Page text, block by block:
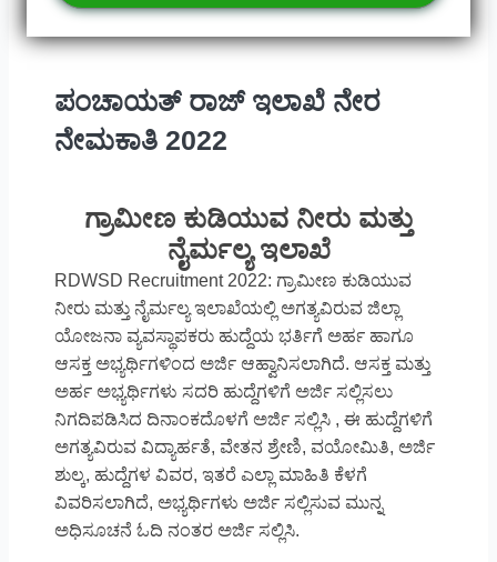
ಪಂಚಾಯತ್ ರಾಜ್ ಇಲಾಖೆ ನೇರ
ನೇಮಕಾತಿ 2022
ಗ್ರಾಮೀಣ ಕುಡಿಯುವ ನೀರು ಮತ್ತು
ನೈರ್ಮಲ್ಯ ಇಲಾಖೆ
RDWSD Recruitment 2022: ಗ್ರಾಮೀಣ ಕುಡಿಯುವ
ನೀರು ಮತ್ತು ನೈರ್ಮಲ್ಯ ಇಲಾಖೆಯಲ್ಲಿ ಅಗತ್ಯವಿರುವ ಜಿಲ್ಲಾ
ಯೋಜನಾ ವ್ಯವಸ್ಥಾಪಕರು ಹುದ್ದೆಯ ಭರ್ತಿಗೆ ಅರ್ಹ ಹಾಗೂ
ಆಸಕ್ತ ಅಭ್ಯರ್ಥಿಗಳಿಂದ ಅರ್ಜಿ ಆಹ್ವಾನಿಸಲಾಗಿದೆ. ಆಸಕ್ತ ಮತ್ತು
ಅರ್ಹ ಅಭ್ಯರ್ಥಿಗಳು ಸದರಿ ಹುದ್ದೆಗಳಿಗೆ ಅರ್ಜಿ ಸಲ್ಲಿಸಲು
ನಿಗದಿಪಡಿಸಿದ ದಿನಾಂಕದೊಳಗೆ ಅರ್ಜಿ ಸಲ್ಲಿಸಿ , ಈ ಹುದ್ದೆಗಳಿಗೆ
ಅಗತ್ಯವಿರುವ ವಿದ್ಯಾರ್ಹತೆ, ವೇತನ ಶ್ರೇಣಿ, ವಯೋಮಿತಿ, ಅರ್ಜಿ
ಶುಲ್ಕ, ಹುದ್ದೆಗಳ ವಿವರ, ಇತರೆ ಎಲ್ಲಾ ಮಾಹಿತಿ ಕೆಳಗೆ
ವಿವರಿಸಲಾಗಿದೆ, ಅಭ್ಯರ್ಥಿಗಳು ಅರ್ಜಿ ಸಲ್ಲಿಸುವ ಮುನ್ನ
ಅಧಿಸೂಚನೆ ಓದಿ ನಂತರ ಅರ್ಜಿ ಸಲ್ಲಿಸಿ.